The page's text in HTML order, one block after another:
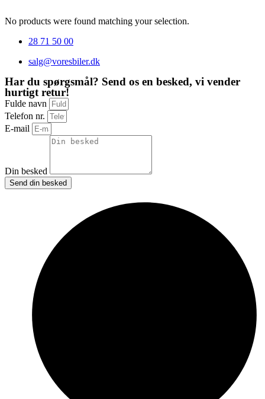
No products were found matching your selection.
28 71 50 00
salg@voresbiler.dk
Har du spørgsmål? Send os en besked, vi vender
hurtigt retur!
Fulde navn
Telefon nr.
E-mail
Din besked
Send din besked